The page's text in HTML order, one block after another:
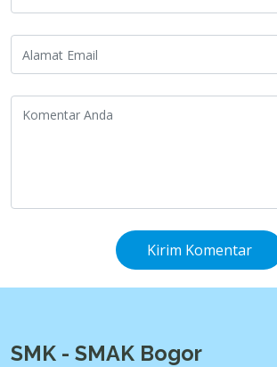
Kirim Komentar
SMK - SMAK Bogor